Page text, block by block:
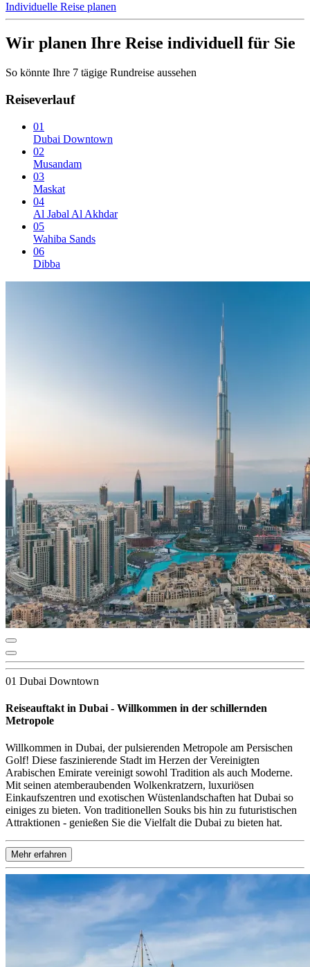
Individuelle Reise planen
Wir planen Ihre Reise individuell für Sie
So könnte Ihre 7 tägige Rundreise aussehen
Reiseverlauf
01
Dubai Downtown
02
Musandam
03
Maskat
04
Al Jabal Al Akhdar
05
Wahiba Sands
06
Dibba
01 Dubai Downtown
Reiseauftakt in Dubai - Willkommen in der schillernden
Metropole
Willkommen in Dubai, der pulsierenden Metropole am Persischen
Golf! Diese faszinierende Stadt im Herzen der Vereinigten
Arabischen Emirate vereinigt sowohl Tradition als auch Moderne.
Mit seinen atemberaubenden Wolkenkratzern, luxuriösen
Einkaufszentren und exotischen Wüstenlandschaften hat Dubai so
einiges zu bieten. Von traditionellen Souks bis hin zu futuristischen
Attraktionen - genießen Sie die Vielfalt die Dubai zu bieten hat.
Mehr erfahren